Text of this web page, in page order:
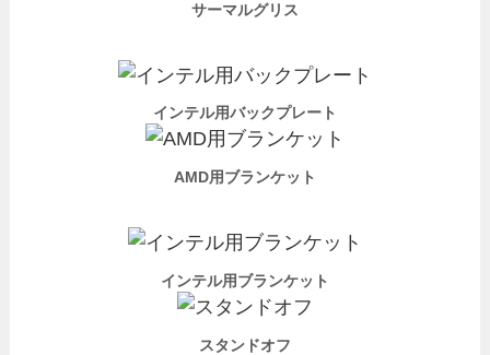
サーマルグリス
インテル用バックプレート
AMD用ブランケット
インテル用ブランケット
スタンドオフ